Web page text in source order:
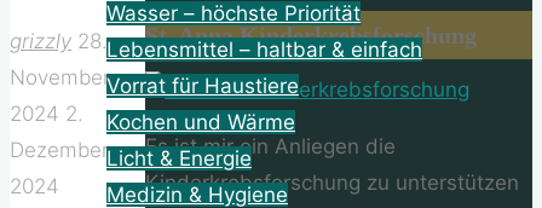
Wasser – höchste Priorität
Lebensmittel – haltbar & einfach
Vorrat für Haustiere
Kochen und Wärme
Licht & Energie
Medizin & Hygiene
grizzly 28.
November
2024 2.
Dezember
2024
St. Anna Kinderkrebsforschung
Es ist mir ein Anliegen die
Kinderkrebsforschung zu unterstützen